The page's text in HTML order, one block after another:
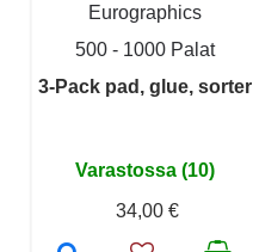
Eurographics
500 - 1000 Palat
3-Pack pad, glue, sorter
Varastossa (10)
34,00 €